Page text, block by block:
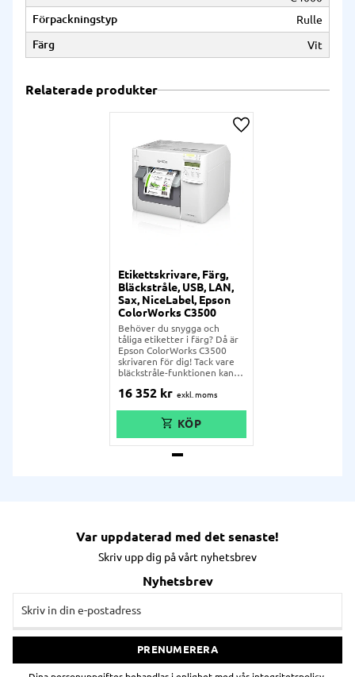
Förpackningstyp
Rulle
Färg
Vit
Relaterade produkter
Etikettskrivare, Färg,
Bläckstråle, USB, LAN,
Sax, NiceLabel, Epson
ColorWorks C3500
Behöver du snygga och
tåliga etiketter i färg? Då är
Epson ColorWorks C3500
skrivaren för dig! Tack vare
bläckstråle-funktionen kan
på olika material. Skrivaren
färger och trycker fina,
detaljerade färgetiketter
med en otrolig upplösning,
16 352 kr
Lägg till i önskelista
Var uppdaterad med det senaste!
Skriv upp dig på vårt nyhetsbrev
Nyhetsbrev
PRENUMERERA